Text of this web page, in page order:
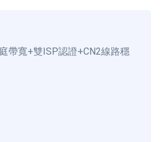
帶寬+雙ISP認證+CN2線路穩